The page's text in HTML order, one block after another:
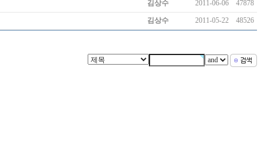
김상수 2011-06-06 47878
김상수 2011-05-22 48526